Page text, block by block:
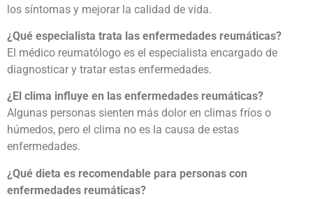
los síntomas y mejorar la calidad de vida.
¿Qué especialista trata las enfermedades reumáticas?
El médico reumatólogo es el especialista encargado de
diagnosticar y tratar estas enfermedades.
¿El clima influye en las enfermedades reumáticas?
Algunas personas sienten más dolor en climas fríos o
húmedos, pero el clima no es la causa de estas
enfermedades.
¿Qué dieta es recomendable para personas con
enfermedades reumáticas?